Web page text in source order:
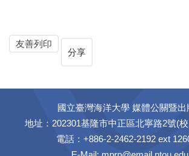
友善列印
分享
國立臺灣海洋大學 媒體公關暨出
地址：202301基隆市中正區北寧路2號(
電話：+886-2-2462-2192 ext